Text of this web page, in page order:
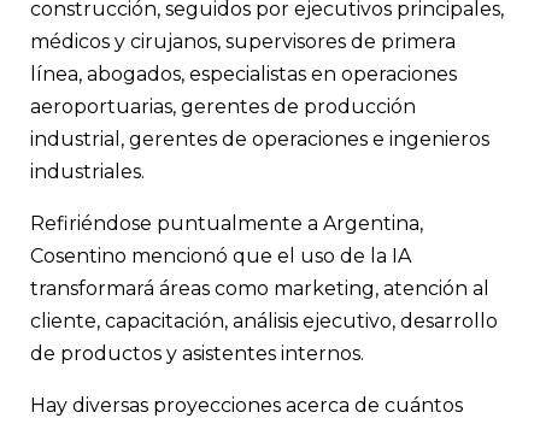
construcción, seguidos por ejecutivos principales,
médicos y cirujanos, supervisores de primera
línea, abogados, especialistas en operaciones
aeroportuarias, gerentes de producción
industrial, gerentes de operaciones e ingenieros
industriales.
Refiriéndose puntualmente a Argentina,
Cosentino mencionó que el uso de la IA
transformará áreas como marketing, atención al
cliente, capacitación, análisis ejecutivo, desarrollo
de productos y asistentes internos.
Hay diversas proyecciones acerca de cuántos